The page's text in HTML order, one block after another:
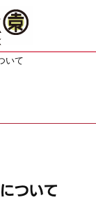
いて
ついて